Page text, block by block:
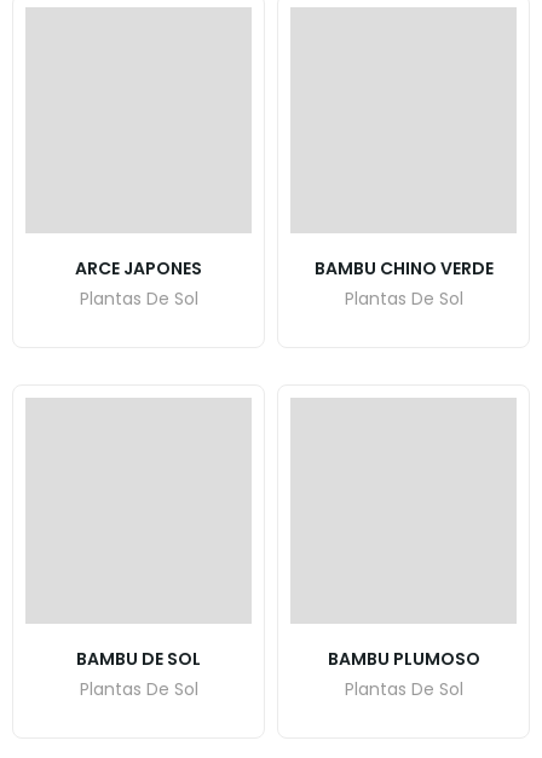
ARCE JAPONES
Plantas De Sol
BAMBU CHINO VERDE
Plantas De Sol
BAMBU DE SOL
Plantas De Sol
BAMBU PLUMOSO
Plantas De Sol